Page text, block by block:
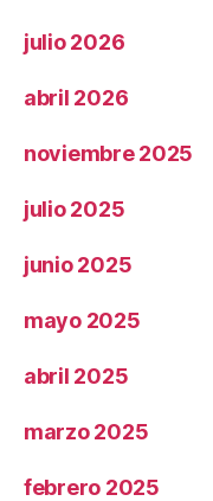
julio 2026
abril 2026
noviembre 2025
julio 2025
junio 2025
mayo 2025
abril 2025
marzo 2025
febrero 2025